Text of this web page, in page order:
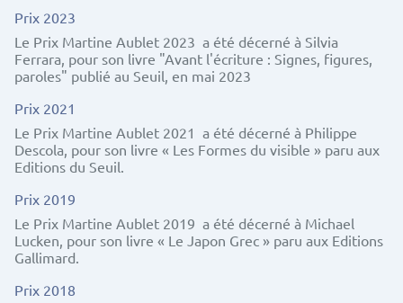
Prix 2023
Le Prix Martine Aublet 2023 a été décerné à Silvia
Ferrara, pour son livre "Avant l'écriture : Signes, figures,
paroles" publié au Seuil, en mai 2023
Prix 2021
Le Prix Martine Aublet 2021 a été décerné à Philippe
Descola, pour son livre « Les Formes du visible » paru aux
Editions du Seuil.
Prix 2019
Le Prix Martine Aublet 2019 a été décerné à Michael
Lucken, pour son livre « Le Japon Grec » paru aux Editions
Gallimard.
Prix 2018